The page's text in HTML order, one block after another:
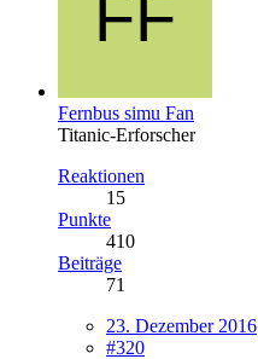
Fernbus simu Fan
Titanic-Erforscher
Reaktionen
15
Punkte
410
Beiträge
71
23. Dezember 2016
#320